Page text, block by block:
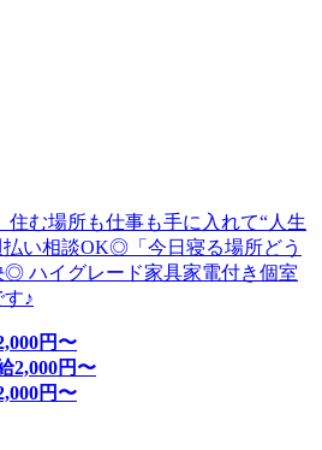
住む場所も仕事も手に入れて“人生
払い相談OK◎「今日寝る場所どう
ハイグレード家具家電付き個室
♪
円〜
2,000円〜
円〜